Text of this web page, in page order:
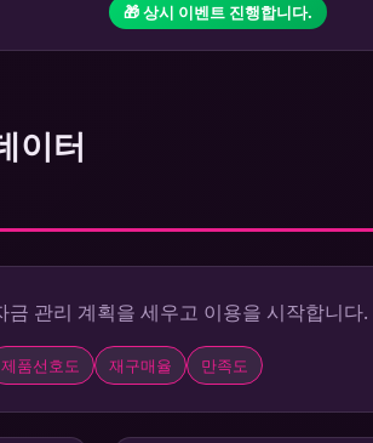
🎁 상시 이벤트 진행합니다.
이터
금 관리 계획을 세우고 이용을 시작합니다.
제품선호도 재구매율 만족도